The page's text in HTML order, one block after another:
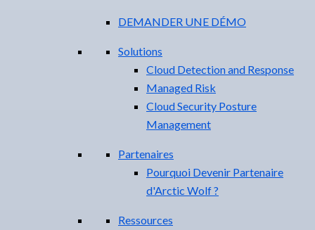
DEMANDER UNE DÉMO
Solutions
Cloud Detection and Response
Managed Risk
Cloud Security Posture
Management
Partenaires
Pourquoi Devenir Partenaire
d'Arctic Wolf ?
Ressources